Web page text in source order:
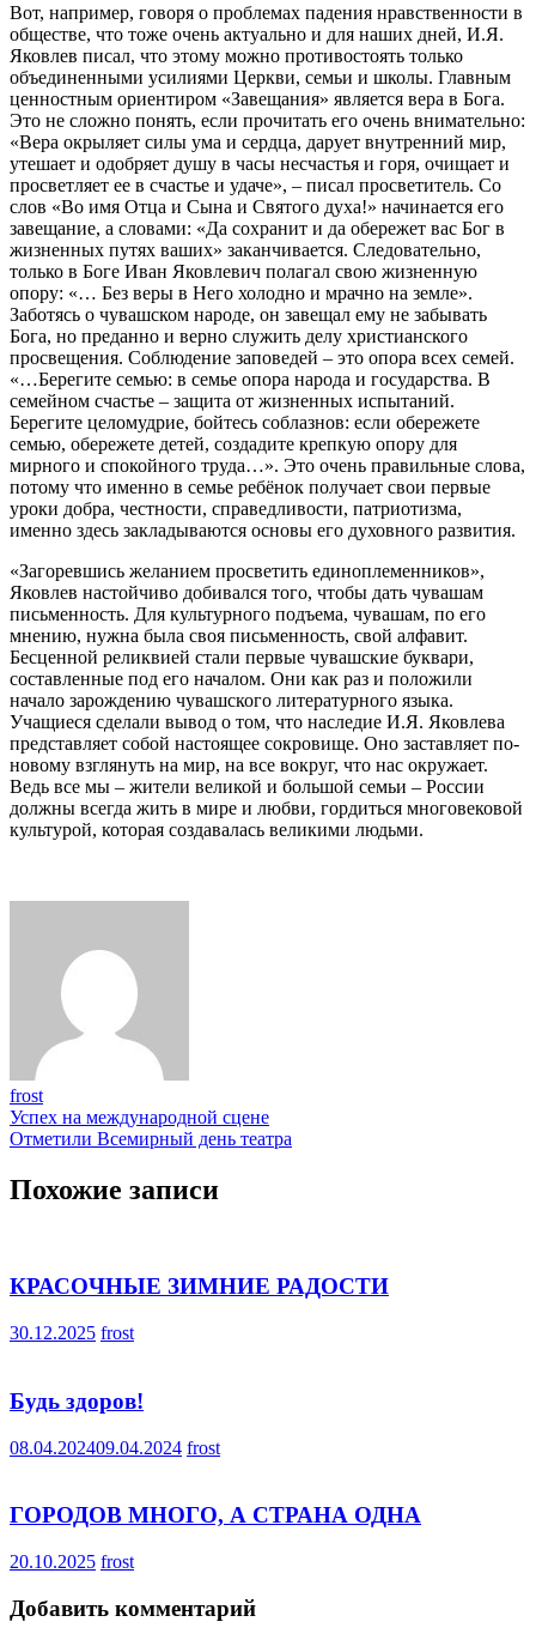
Вот, например, говоря о проблемах падения нравственности в
обществе, что тоже очень актуально и для наших дней, И.Я.
Яковлев писал, что этому можно противостоять только
объединенными усилиями Церкви, семьи и школы. Главным
ценностным ориентиром «Завещания» является вера в Бога.
Это не сложно понять, если прочитать его очень внимательно:
«Вера окрыляет силы ума и сердца, дарует внутренний мир,
утешает и одобряет душу в часы несчастья и горя, очищает и
просветляет ее в счастье и удаче», – писал просветитель. Со
слов «Во имя Отца и Сына и Святого духа!» начинается его
завещание, а словами: «Да сохранит и да обережет вас Бог в
жизненных путях ваших» заканчивается. Следовательно,
только в Боге Иван Яковлевич полагал свою жизненную
опору: «… Без веры в Него холодно и мрачно на земле».
Заботясь о чувашском народе, он завещал ему не забывать
Бога, но преданно и верно служить делу христианского
просвещения. Соблюдение заповедей – это опора всех семей.
«…Берегите семью: в семье опора народа и государства. В
семейном счастье – защита от жизненных испытаний.
Берегите целомудрие, бойтесь соблазнов: если обережете
семью, обережете детей, создадите крепкую опору для
мирного и спокойного труда…». Это очень правильные слова,
потому что именно в семье ребёнок получает свои первые
уроки добра, честности, справедливости, патриотизма,
именно здесь закладываются основы его духовного развития.
«Загоревшись желанием просветить единоплеменников»,
Яковлев настойчиво добивался того, чтобы дать чувашам
письменность. Для культурного подъема, чувашам, по его
мнению, нужна была своя письменность, свой алфавит.
Бесценной реликвией стали первые чувашские буквари,
составленные под его началом. Они как раз и положили
начало зарождению чувашского литературного языка.
Учащиеся сделали вывод о том, что наследие И.Я. Яковлева
представляет собой настоящее сокровище. Оно заставляет по-
новому взглянуть на мир, на все вокруг, что нас окружает.
Ведь все мы – жители великой и большой семьи – России
должны всегда жить в мире и любви, гордиться многовековой
культурой, которая создавалась великими людьми.
frost
Навигация
по
записям
Успех на международной сцене
Отметили Всемирный день театра
Похожие записи
КРАСОЧНЫЕ ЗИМНИЕ РАДОСТИ
30.12.2025 frost
Будь здоров!
08.04.202409.04.2024 frost
ГОРОДОВ МНОГО, А СТРАНА ОДНА
20.10.2025 frost
Добавить комментарий